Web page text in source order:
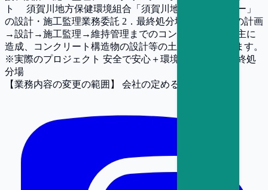
ト 須賀川地方保健環境組合「須賀川地方衛生センター」
の設計・施工監理業務委託 2．最終処分場 最終処分場の計画
→設計→施工監理→維持管理までのコンサルティング 主に
造成、コンクリート構造物の設計等の土木分野になります。
※実際のプロジェクト 安全で安心＋環境と共生する最終処
分場
【業務内容の変更の範囲】
会社の定める業務